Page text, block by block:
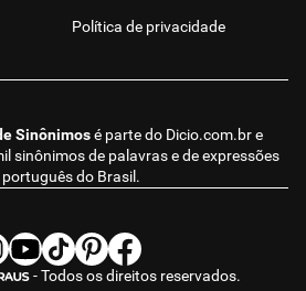
Sinônimosé parte do Dicio.com.bre
sinônimos de palavras e de expressões
português do Brasil.
Política de privacidade
- Todos os direitos reservados.